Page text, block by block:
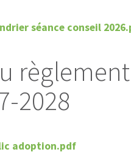
séance conseil
2028
adoption.pdf